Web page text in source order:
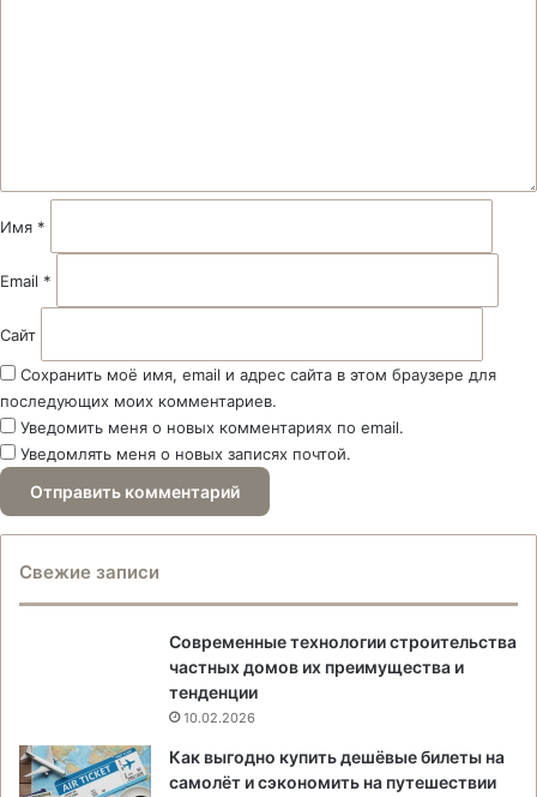
и
й
Имя *
Email *
Сайт
Сохранить моё имя, email и адрес сайта в этом браузере для
последующих моих комментариев.
Уведомить меня о новых комментариях по email.
Уведомлять меня о новых записях почтой.
Свежие записи
Современные технологии строительства
частных домов их преимущества и
тенденции
10.02.2026
Как выгодно купить дешёвые билеты на
самолёт и сэкономить на путешествии